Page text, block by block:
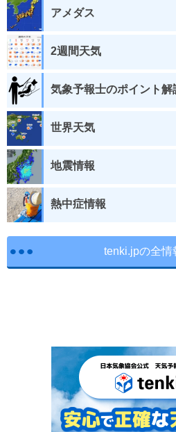
アメダス
2週間天気
気象予報士のポイント解
世界天気
地震情報
熱中症情報
tenki.jpの全情